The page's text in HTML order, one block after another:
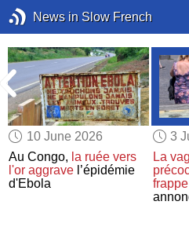
News in Slow French
10 June 2026
Au Congo, la ruée vers
l'or aggrave l’épidémie
d'Ebola
3
La
frappe